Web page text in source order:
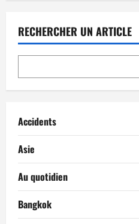
RECHERCHER UN ARTICLE
Accidents
Asie
Au quotidien
Bangkok